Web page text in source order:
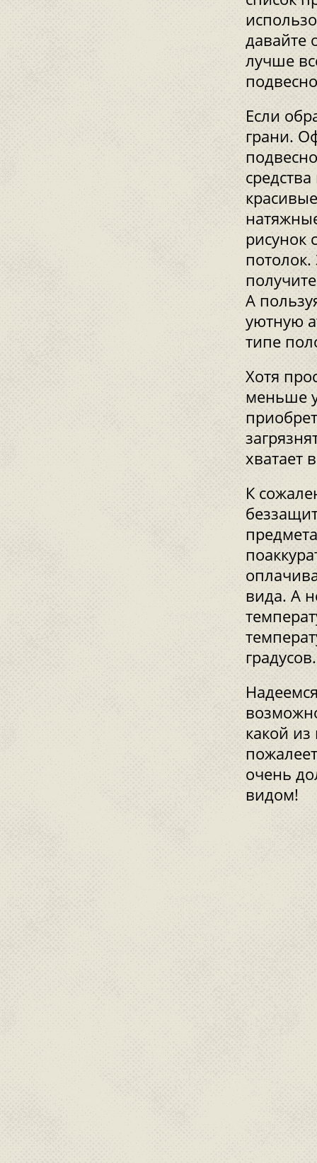
давайте
лучше
Если
грани.
рисунок
А
уютную
типе
Хотя
меньше
хватает
К
вида. А
градусов.
какой
очень
видом!